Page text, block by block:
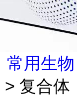
常用生物
> 复合体